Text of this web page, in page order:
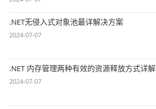
.NET无侵入式对象池最详解决方案
2024-07-07
.NET 内存管理两种有效的资源释放方式详解
2024-07-07